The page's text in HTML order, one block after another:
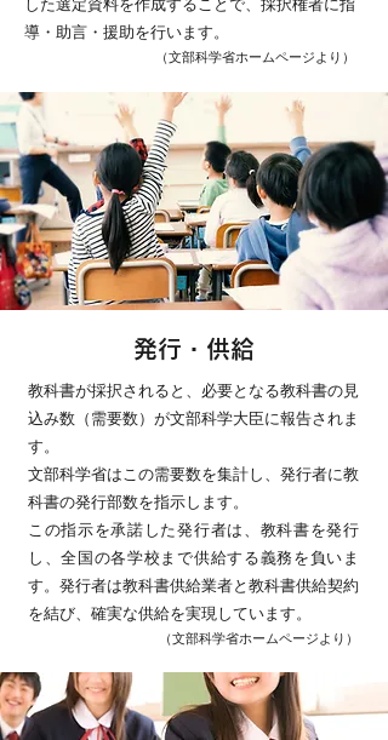
した選定資料を作成することで、採択権者に指
導・助言・援助を行います。
（文部科学省ホームページより）
発行・供給
教科書が採択されると、必要となる教科書の見
込み数（需要数）が文部科学大臣に報告されま
す。
文部科学省はこの需要数を集計し、発行者に教
科書の発行部数を指示します。
この指示を承諾した発行者は、教科書を発行
し、全国の各学校まで供給する義務を負いま
す。発行者は教科書供給業者と教科書供給契約
を結び、確実な供給を実現しています。
（文部科学省ホームページより）